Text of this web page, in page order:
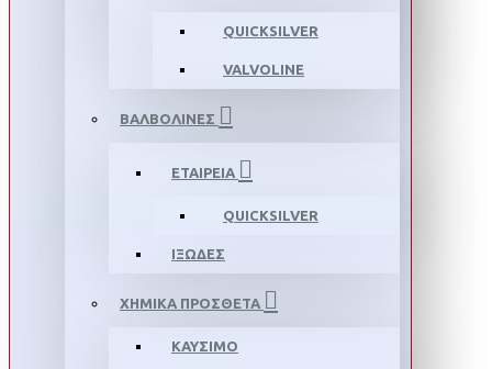
QUICKSILVER
VALVOLINE
ΒΑΛΒΟΛΙΝΕΣ
ΕΤΑΙΡΕΙΑ
QUICKSILVER
ΙΞΩΔΕΣ
ΧΗΜΙΚΑ ΠΡΟΣΘΕΤΑ
ΚΑΥΣΙΜΟ